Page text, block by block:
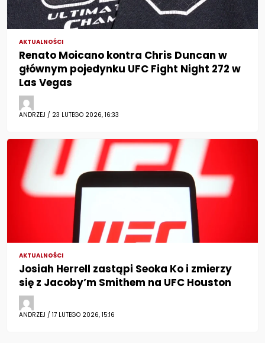
AKTUALNOŚCI
Renato Moicano kontra Chris Duncan w
głównym pojedynku UFC Fight Night 272 w
Las Vegas
ANDRZEJ / 23 LUTEGO 2026, 16:33
AKTUALNOŚCI
Josiah Herrell zastąpi Seoka Ko i zmierzy
się z Jacoby’m Smithem na UFC Houston
ANDRZEJ / 17 LUTEGO 2026, 15:16